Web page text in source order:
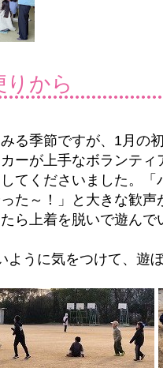
りから
る季節ですが、1月の
ーが上手なボランテ
てくださいました。
た～！」と大きな歓
ら上着を脱いで遊ん
ように気をつけて、遊